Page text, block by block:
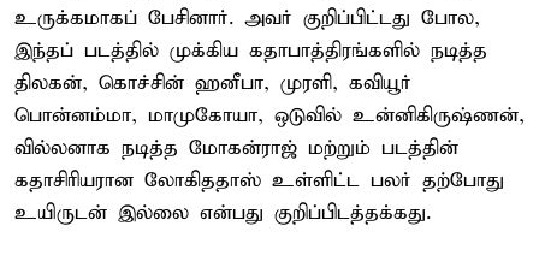
உருக்கமாகப் பேசினார். அவர் குறிப்பிட்டது போல,
இந்தப் படத்தில் முக்கிய கதாபாத்திரங்களில் நடித்த
திலகன், கொச்சின் ஹனீபா, முரளி, கவியூர்
பொன்னம்மா, மாமுகோயா, ஒடுவில் உன்னிகிருஷ்ணன்,
வில்லனாக நடித்த மோகன்ராஜ் மற்றும் படத்தின்
கதாசிரியரான லோகிததாஸ் உள்ளிட்ட பலர் தற்போது
உயிருடன் இல்லை என்பது குறிப்பிடத்தக்கது.